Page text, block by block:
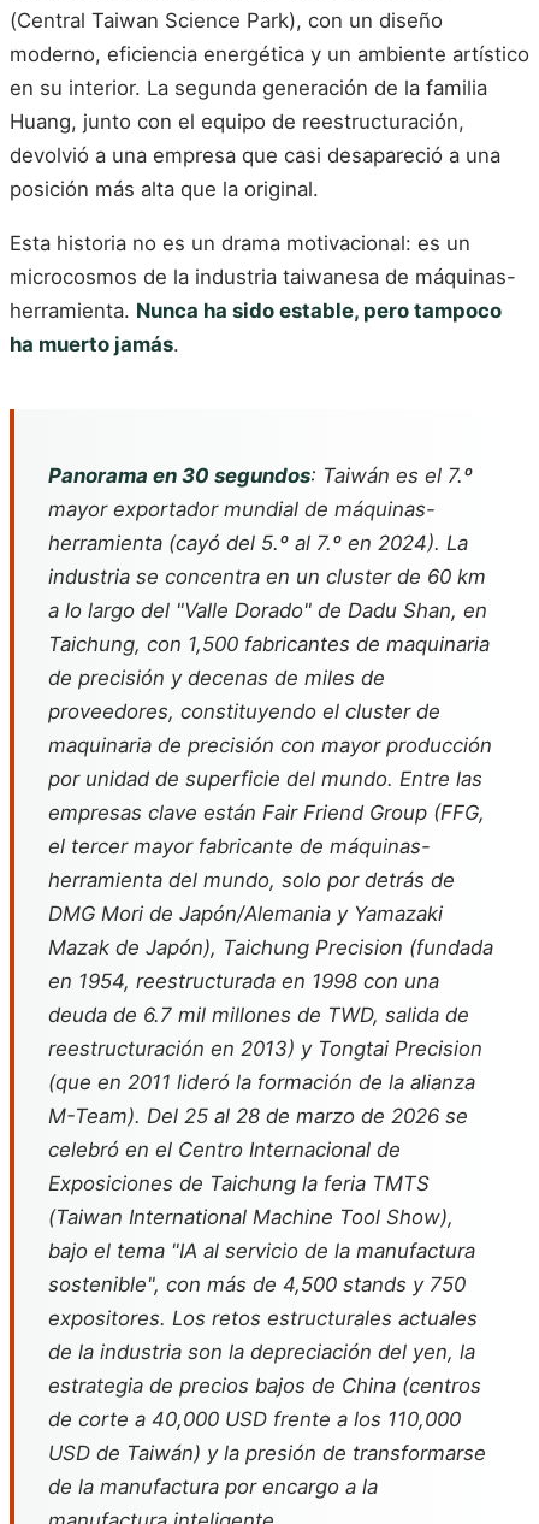
(Central Taiwan Science Park), con un diseño
moderno, eficiencia energética y un ambiente artístico
en su interior. La segunda generación de la familia
Huang, junto con el equipo de reestructuración,
devolvió a una empresa que casi desapareció a una
posición más alta que la original.
Esta historia no es un drama motivacional: es un
microcosmos de la industria taiwanesa de máquinas-
herramienta. Nunca ha sido estable, pero tampoco
ha muerto jamás.
Panorama en 30 segundos: Taiwán es el 7.º
mayor exportador mundial de máquinas-
herramienta (cayó del 5.º al 7.º en 2024). La
industria se concentra en un cluster de 60 km
a lo largo del "Valle Dorado" de Dadu Shan, en
Taichung, con 1,500 fabricantes de maquinaria
de precisión y decenas de miles de
proveedores, constituyendo el cluster de
maquinaria de precisión con mayor producción
por unidad de superficie del mundo. Entre las
empresas clave están Fair Friend Group (FFG,
el tercer mayor fabricante de máquinas-
herramienta del mundo, solo por detrás de
DMG Mori de Japón/Alemania y Yamazaki
Mazak de Japón), Taichung Precision (fundada
en 1954, reestructurada en 1998 con una
deuda de 6.7 mil millones de TWD, salida de
reestructuración en 2013) y Tongtai Precision
(que en 2011 lideró la formación de la alianza
M-Team). Del 25 al 28 de marzo de 2026 se
celebró en el Centro Internacional de
Exposiciones de Taichung la feria TMTS
(Taiwan International Machine Tool Show),
bajo el tema "IA al servicio de la manufactura
sostenible", con más de 4,500 stands y 750
expositores. Los retos estructurales actuales
de la industria son la depreciación del yen, la
estrategia de precios bajos de China (centros
de corte a 40,000 USD frente a los 110,000
USD de Taiwán) y la presión de transformarse
de la manufactura por encargo a la